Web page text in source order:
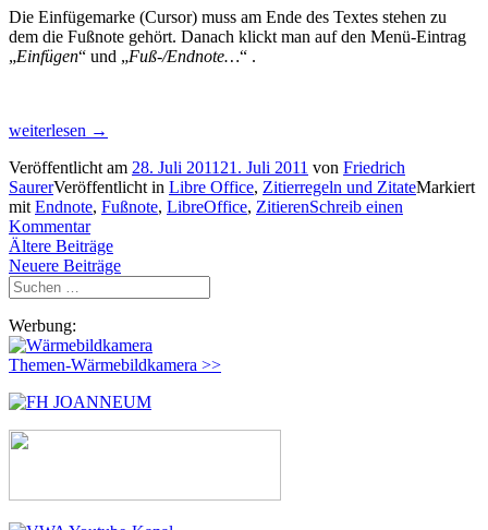
Die Einfügemarke (Cursor) muss am Ende des Textes stehen zu
dem die Fußnote gehört. Danach klickt man auf den Menü-Eintrag
„Einfügen“ und „Fuß-/Endnote…“ .
„Fußnoten
Endnoten
in
LibreOffice“
weiterlesen →
Veröffentlicht am 28. Juli 2011 21. Juli 2011 von Friedrich
SaurerVeröffentlicht in Libre Office, Zitierregeln und ZitateMarkiert
mit Endnote, Fußnote, LibreOffice, ZitierenSchreib einen
Kommentar
Beitragsnavigation
Ältere Beiträge
Neuere Beiträge
Suchen
nach:
Werbung:
Themen-Wärmebildkamera >>